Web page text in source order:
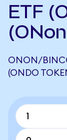
ETF
ONON/
(ONDO